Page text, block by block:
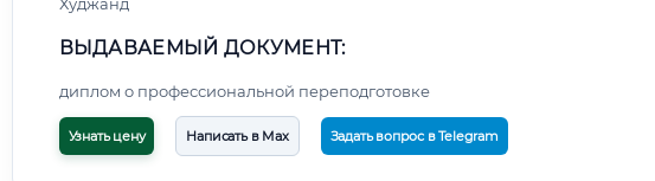
ВЫДАВАЕМЫЙ ДОКУМЕНТ:
диплом о профессиональной переподготовке
Узнать цену Написать в Max Задать вопрос в Telegram